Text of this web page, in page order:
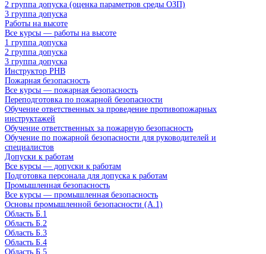
2 группа допуска (оценка параметров среды ОЗП)
3 группа допуска
Работы на высоте
Все курсы — работы на высоте
1 группа допуска
2 группа допуска
3 группа допуска
Инструктор РНВ
Пожарная безопасность
Все курсы — пожарная безопасность
Переподготовка по пожарной безопасности
Обучение ответственных за проведение противопожарных
инструктажей
Обучение ответственных за пожарную безопасность
Обучение по пожарной безопасности для руководителей и
специалистов
Допуски к работам
Все курсы — допуски к работам
Подготовка персонала для допуска к работам
Промышленная безопасность
Все курсы — промышленная безопасность
Основы промышленной безопасности (A.1)
Область Б.1
Область Б.2
Область Б.3
Область Б.4
Область Б.5